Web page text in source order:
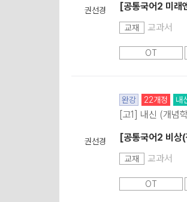
권선경
[공통국어2 미래
교재 교과서
OT
권선경
완강 22개정 내
[고1] 내신 (개념
[공통국어2 비상
교재 교과서
OT